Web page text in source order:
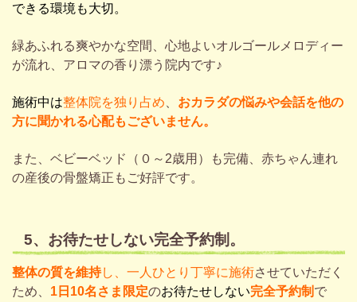
できる環境も大切。
緑あふれる爽やかな空間、心地よいオルゴールメロディー
が流れ、アロマの香り漂う院内です♪
施術中は整体院を独り占め
おカラダの悩みや会話を他の
方に聞かれる心配もございません。
また、ベビーベッド（０～2歳用）も完備、赤ちゃん連れ
の産後の骨盤矯正もご好評です。
5、お待たせしない完全予約制。
整体の質を維持し、一人ひとり丁寧に施術させていただく
ため、 1日10名さま限定のお待たせしない完全予約制 で